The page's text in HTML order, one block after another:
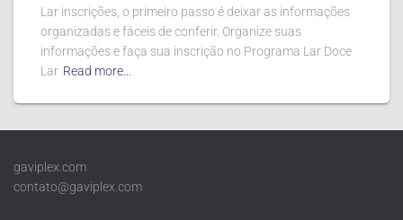
Lar inscrições, o primeiro passo é deixar as informações
organizadas e fáceis de conferir. Organize suas
informações e faça sua inscrição no Programa Lar Doce
Lar Read more…
gaviplex.com
contato@gaviplex.com